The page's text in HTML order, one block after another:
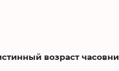
возраст часовни